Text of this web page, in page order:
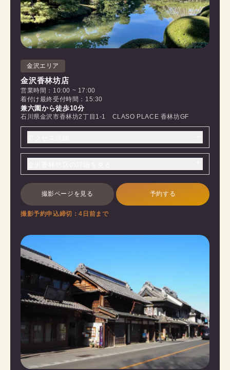
金沢エリア
金沢香林坊店
営業時間：10:00 ~ 17:00
着付け最終受付時間：15:30
兼六園から徒歩10分
石川県金沢市香林坊2丁目1-1 CLASO PLACE 香林坊GF
撮影ページを見る 予約する
撮影予約申込締切：4日前まで